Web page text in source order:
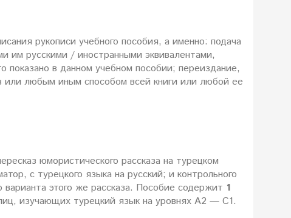
рукописи учебного пособия, а именно: подача
им русскими / иностранными эквивалентами,
показано в данном учебном пособии; переиздание,
или любым иным способом всей книги или любой ее
юмористического рассказа на турецком
с турецкого языка на русский; и контрольного
варианта этого же рассказа. Пособие содержит 1
изучающих турецкий язык на уровнях А2 — С1.